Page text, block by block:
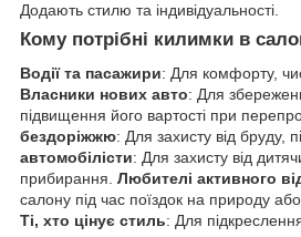
Додають стилю та індивідуальності.
Кому потрібні килимки в
Водії та пасажири: Для комфорту,
Власники нових авто: Для
підвищення його вартості при
бездоріжжю: Для захисту від бруду,
автомобілісти: Для захисту від
прибирання. Любителі активного
салону під час поїздок на природу
Ті, хто цінує стиль: Для